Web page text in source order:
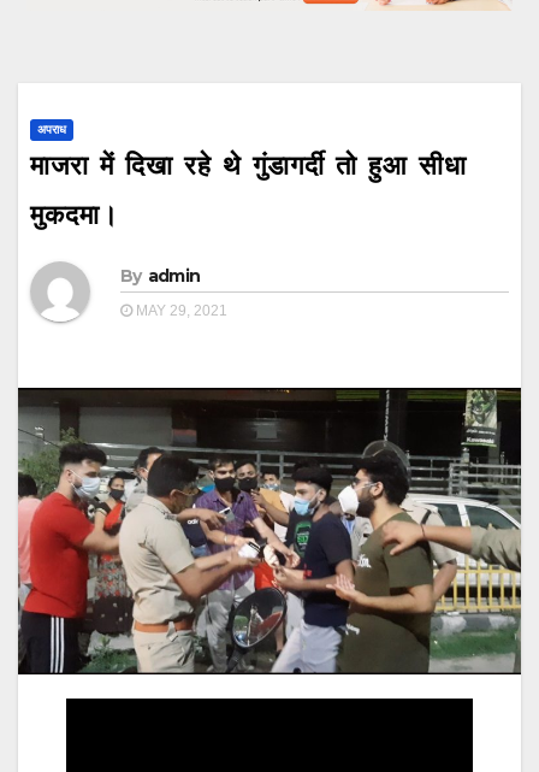
अपराध
माजरा में दिखा रहे थे गुंडागर्दी तो हुआ सीधा
मुकदमा।
By admin
MAY 29, 2021